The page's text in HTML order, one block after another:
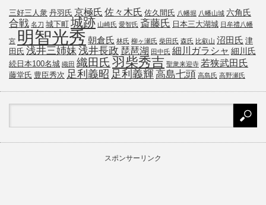
三好三人衆 丹羽氏 京極氏 佐々木氏 佐久間氏 八幡堀 八幡山城 六角氏
合戦 名刀 城下町 城跡 山崎氏 愛智氏 斎藤氏 日本三大湖城 日牟禮八幡
宮 明智光秀 朝倉氏 林氏 柳ヶ瀬氏 柴田氏 森氏 比叡山 沼田氏 津
田氏 浅井三姉妹 浅井長政 琵琶湖 田中氏 細川ガラシャ 細川氏
続日本100名城 織田 織田氏 羽柴秀吉 聖衆来迎寺 若狭武田氏
藤堂氏 豊臣秀次 足利義昭 足利義輝高島七頭 高島氏 高野瀬氏
スポンサーリンク